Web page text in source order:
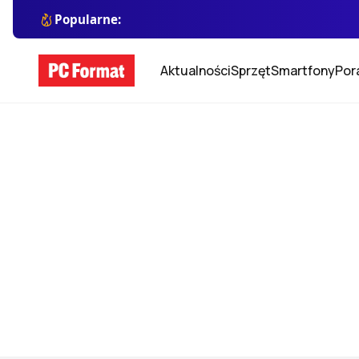
Popularne:
AktualnościSprzętSmartfony